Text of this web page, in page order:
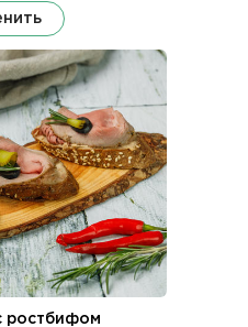
ростбифом